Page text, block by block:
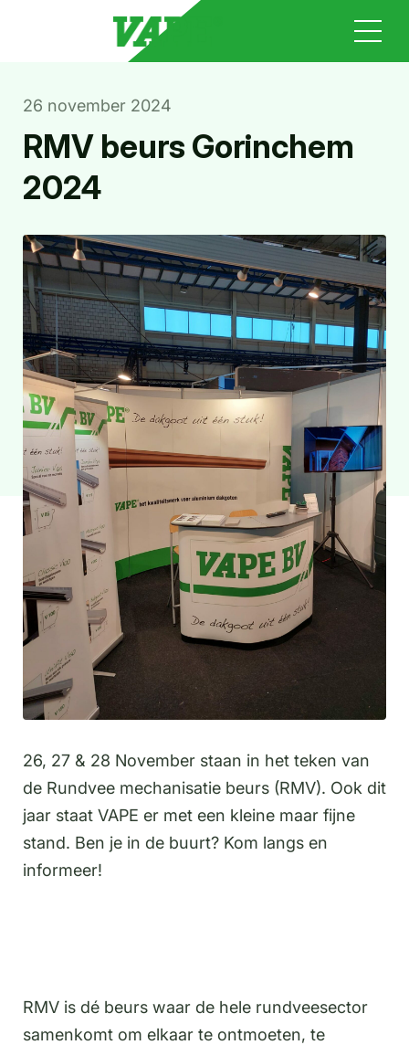
26 november 2024
RMV beurs Gorinchem
2024
26, 27 & 28 November staan in het teken van
de Rundvee mechanisatie beurs (RMV). Ook dit
jaar staat VAPE er met een kleine maar fijne
stand. Ben je in de buurt? Kom langs en
informeer!
RMV is dé beurs waar de hele rundveesector
samenkomt om elkaar te ontmoeten, te